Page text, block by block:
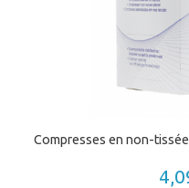
Compresses en non-